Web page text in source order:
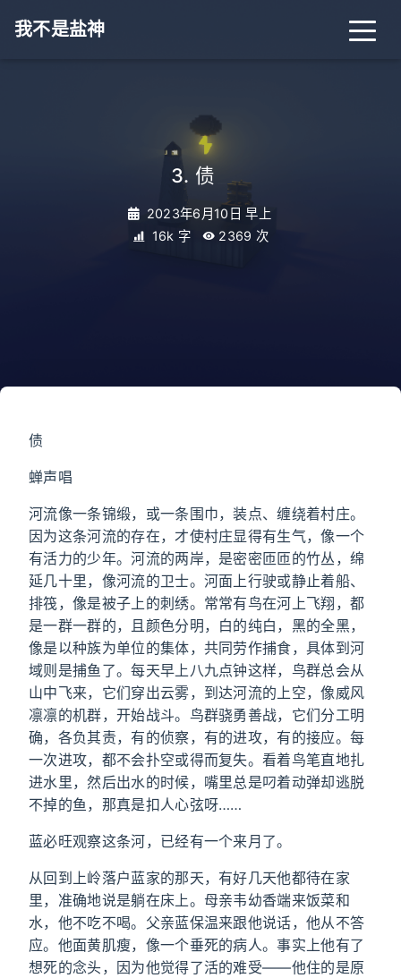
我不是盐神
3. 债
2023年6月10日 早上
16k 字
2369 次
债
蝉声唱
河流像一条锦缎，或一条围巾，装点、缠绕着村庄。
因为这条河流的存在，才使村庄显得有生气，像一个
有活力的少年。河流的两岸，是密密匝匝的竹丛，绵
延几十里，像河流的卫士。河面上行驶或静止着船、
排筏，像是被子上的刺绣。常常有鸟在河上飞翔，都
是一群一群的，且颜色分明，白的纯白，黑的全黑，
像是以种族为单位的集体，共同劳作捕食，具体到河
域则是捕鱼了。每天早上八九点钟这样，鸟群总会从
山中飞来，它们穿出云雾，到达河流的上空，像威风
凛凛的机群，开始战斗。鸟群骁勇善战，它们分工明
确，各负其责，有的侦察，有的进攻，有的接应。每
一次进攻，都不会扑空或得而复失。看着鸟笔直地扎
进水里，然后出水的时候，嘴里总是叼着动弹却逃脱
不掉的鱼，那真是扣人心弦呀……
蓝必旺观察这条河，已经有一个来月了。
从回到上岭落户蓝家的那天，有好几天他都待在家
里，准确地说是躺在床上。母亲韦幼香端来饭菜和
水，他不吃不喝。父亲蓝保温来跟他说话，他从不答
应。他面黄肌瘦，像一个垂死的病人。事实上他有了
想死的念头，因为他觉得了活的难受——他住的是原